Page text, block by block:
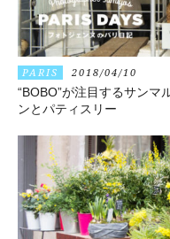
PARIS 2018/04/10
“BOBO”が注目するサンマ
ンとパティスリー